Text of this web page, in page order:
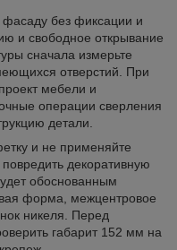
без фиксации и
и свободное открывание
сначала измерьте
отверстий. При
мебели и
операции сверления
детали.
и не применяйте
декоративную
обоснованным
форма, межцентровое
никеля. Перед
габарит 152 мм на